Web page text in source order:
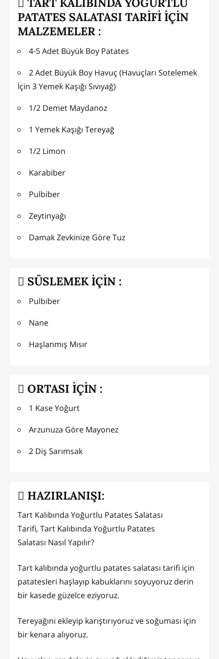
TART KALIBINDA YOĞURTLU
PATATES SALATASI TARİFİ İÇİN
MALZEMELER :
4-5 Adet Büyük Boy Patates
2 Adet Büyük Boy Havuç (Havuçları Sotelemek
İçin 3 Yemek Kaşığı Sıvıyağ)
1/2 Demet Maydanoz
1 Yemek Kaşığı Tereyağ
1/2 Limon
Karabiber
Pulbiber
Zeytinyağı
Damak Zevkinize Göre Tuz
SÜSLEMEK İÇİN :
Pulbiber
Nane
Haşlanmış Mısır
ORTASI İÇİN :
1 Kase Yoğurt
Arzunuza Göre Mayonez
2 Diş Sarımsak
HAZIRLANIŞI:
Tart Kalıbında Yoğurtlu Patates Salatası
Tarifi, Tart Kalıbında Yoğurtlu Patates
Salatası Nasıl Yapılır?
Tart kalıbında yoğurtlu patates salatası tarifi için
patatesleri haşlayıp kabuklarını soyuyoruz derin
bir kasede güzelce eziyoruz.
Tereyağıni ekleyip karıştırıyoruz ve soğuması için
bir kenara alıyoruz.